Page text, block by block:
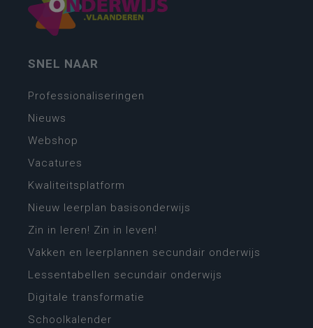
SNEL NAAR
Professionaliseringen
Nieuws
Webshop
Vacatures
Kwaliteitsplatform
Nieuw leerplan basisonderwijs
Zin in leren! Zin in leven!
Vakken en leerplannen secundair onderwijs
Lessentabellen secundair onderwijs
Digitale transformatie
Schoolkalender